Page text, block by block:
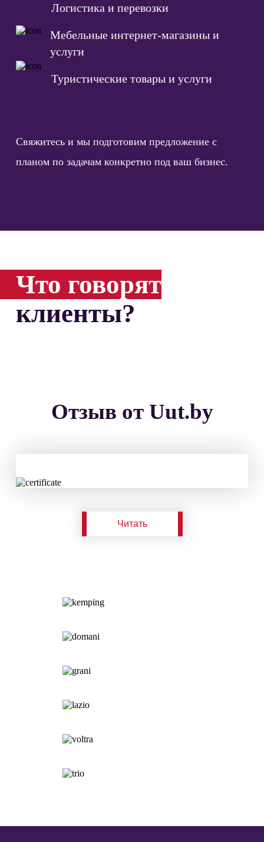
Логистика и перевозки
Мебельные интернет-магазины и
услуги
Туристические товары и услуги
Свяжитесь и мы подготовим предложение с
планом по задачам конкретно под ваш бизнес.
Что говорят
клиенты?
Отзыв от Uut.by
Читать